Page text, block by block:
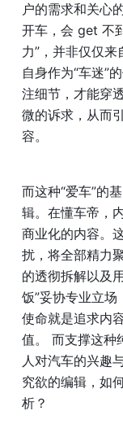
户的需求和关心
开车，会 get 不
力”，并非仅仅
自身作为“车迷”
注细节，才能穿
微的诉求，从而
容。
而这种“爱车”的
辑。在懂车帝，
商业化的内容。
扰，将全部精力
的透彻拆解以及
饭”妥协专业立
使命就是追求内
值。 而支撑这种
人对汽车的兴趣
究欲的编辑，如
析？